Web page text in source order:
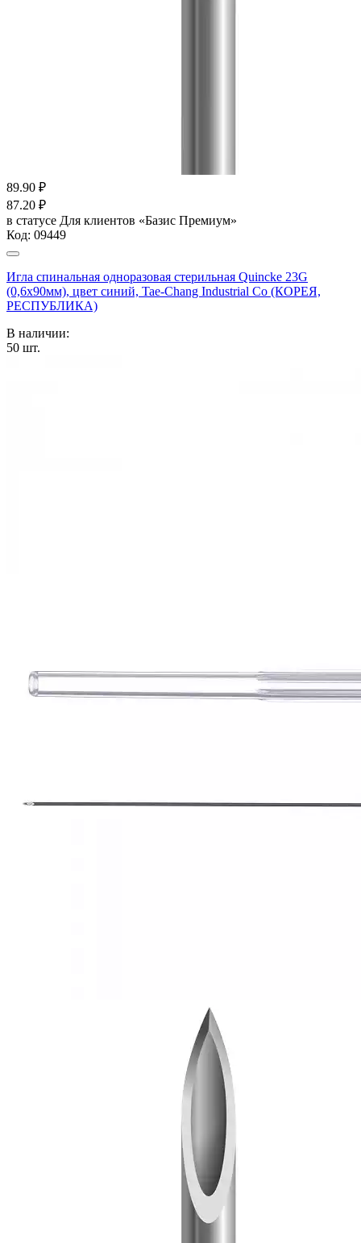
89.90 ₽
87.20 ₽
в статусе Для клиентов «Базис Премиум»
Код: 09449
Игла спинальная одноразовая стерильная Quincke 23G
(0,6х90мм), цвет синий, Tae-Chang Industrial Co (КОРЕЯ,
РЕСПУБЛИКА)
В наличии:
50 шт.